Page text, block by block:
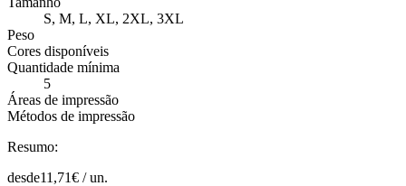
S, M, L, XL, 2XL, 3XL
Peso
Cores disponíveis
Quantidade mínima
5
Áreas de impressão
Métodos de impressão
Resumo:
desde11,71€ /un.